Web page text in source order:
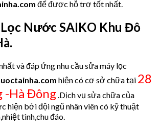
để được hỗ trợ tốt nhất.
Nước SAIKO Khu Đô
và đáp ứng nhu cầu sửa máy lọc
hiện có cơ sở chữa tại 28
-Hà Đông .Dịch vụ sửa chữa của
hiện bởi đội ngũ nhân viên có kỹ thuật
tình,chu đáo.